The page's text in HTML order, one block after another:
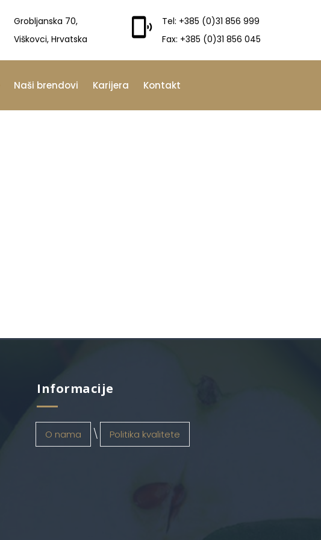
Grobljanska 70,
Viškovci, Hrvatska
Tel: +385 (0)31 856 999
Fax: +385 (0)31 856 045
Naši brendovi Karijera Kontakt
Informacije
O nama Politika kvalitete